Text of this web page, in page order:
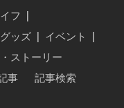
フ
ッズ イベント
ストーリー
事
記事検索